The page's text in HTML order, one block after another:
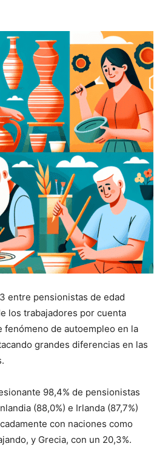
entre pensionistas de edad
los trabajadores por cuenta
de autoempleo en la
grandes diferencias en las
98,4% de pensionistas
(88,0%) e Irlanda (87,7%)
con naciones como
y Grecia, con un 20,3%.